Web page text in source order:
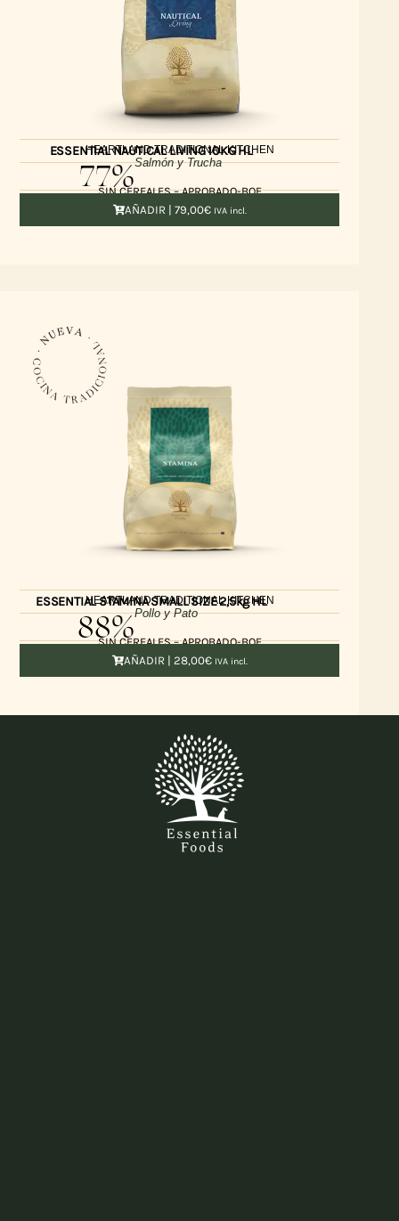
HEARTLAND TRADITIONAL KITCHEN
ESSENTIAL NAUTICAL LIVING 10KG HL
77%Salmón y Trucha
SIN CEREALES – APROBADO-BOF
AÑADIR | 79,00€ IVA incl.
HEARTLAND TRADITIONAL KITCHEN
ESSENTIAL STAMINA SMALL SIZE 2,5kg HL
88%Pollo y Pato
SIN CEREALES – APROBADO-BOF
AÑADIR | 28,00€ IVA incl.